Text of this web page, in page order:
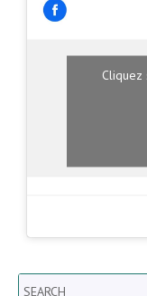
Cliquez
Search